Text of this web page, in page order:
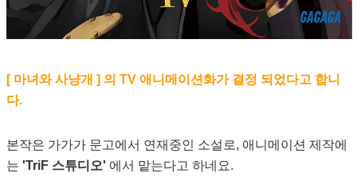
[ 마녀와 사냥개 ] 의 TV 애니메이션화가 결정 되었다고 합니
다.
본작은 가가가 문고에서 연재중인 소설로, 애니메이션 제작에
는 'TriF 스튜디오' 에서 맡는다고 하네요.